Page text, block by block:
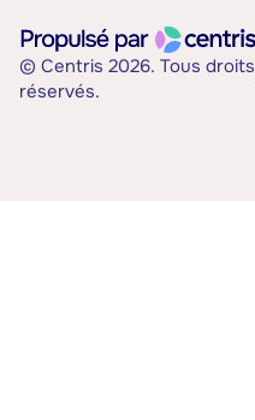
© Centris 2026. Tous droits
réservés.